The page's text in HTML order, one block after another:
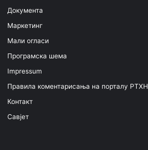
Документа
Маркетинг
Мали огласи
Програмска шема
Impressum
Правила коментарисања на порталу РТХН
Контакт
Савјет